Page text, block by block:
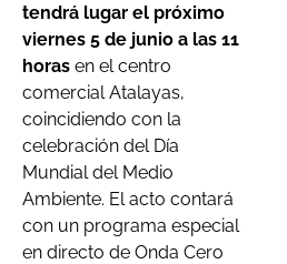
tendrá lugar el próximo
viernes 5 de junio a las 11
horas en el centro
comercial Atalayas,
coincidiendo con la
celebración del Día
Mundial del Medio
Ambiente. El acto contará
con un programa especial
en directo de Onda Cero